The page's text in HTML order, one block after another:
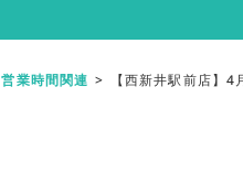
営業時間関連 【西新井駅前店】